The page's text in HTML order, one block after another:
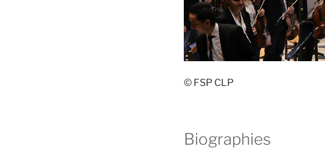
© FSP CLP
Biographies